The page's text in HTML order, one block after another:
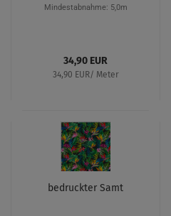
Mindestabnahme: 5,0m
34,90 EUR
34,90 EUR/ Meter
bedruckter Samt